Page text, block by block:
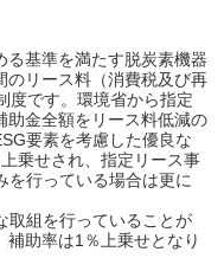
る基準を満たす脱炭素機器
のリース料（消費税及び再
度です。環境省から指定
助金全額をリース料低減の
要素を考慮した優良な
乗せされ、指定リース事
を行っている場合は更に
取組を行っていることが
助率は1％上乗せとなり